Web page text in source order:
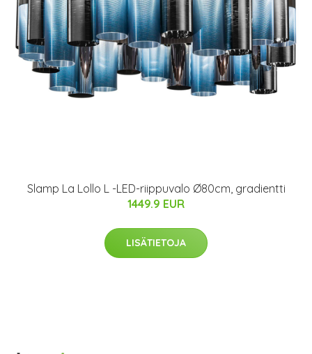
Slamp La Lollo L -LED-riippuvalo Ø80cm, gradientti
1449.9 EUR
LISÄTIETOJA